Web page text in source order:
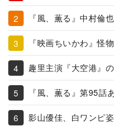
『風、薫る』中村倫
『映画ちいかわ』怪
趣里主演『大空港』
『風、薫る』第95話
影山優佳、白ワンピ